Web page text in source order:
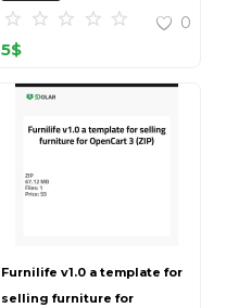
20240917T145511Z 001 (ZIP)
0
5$
Furnilife v1.0 a template for
selling furniture for